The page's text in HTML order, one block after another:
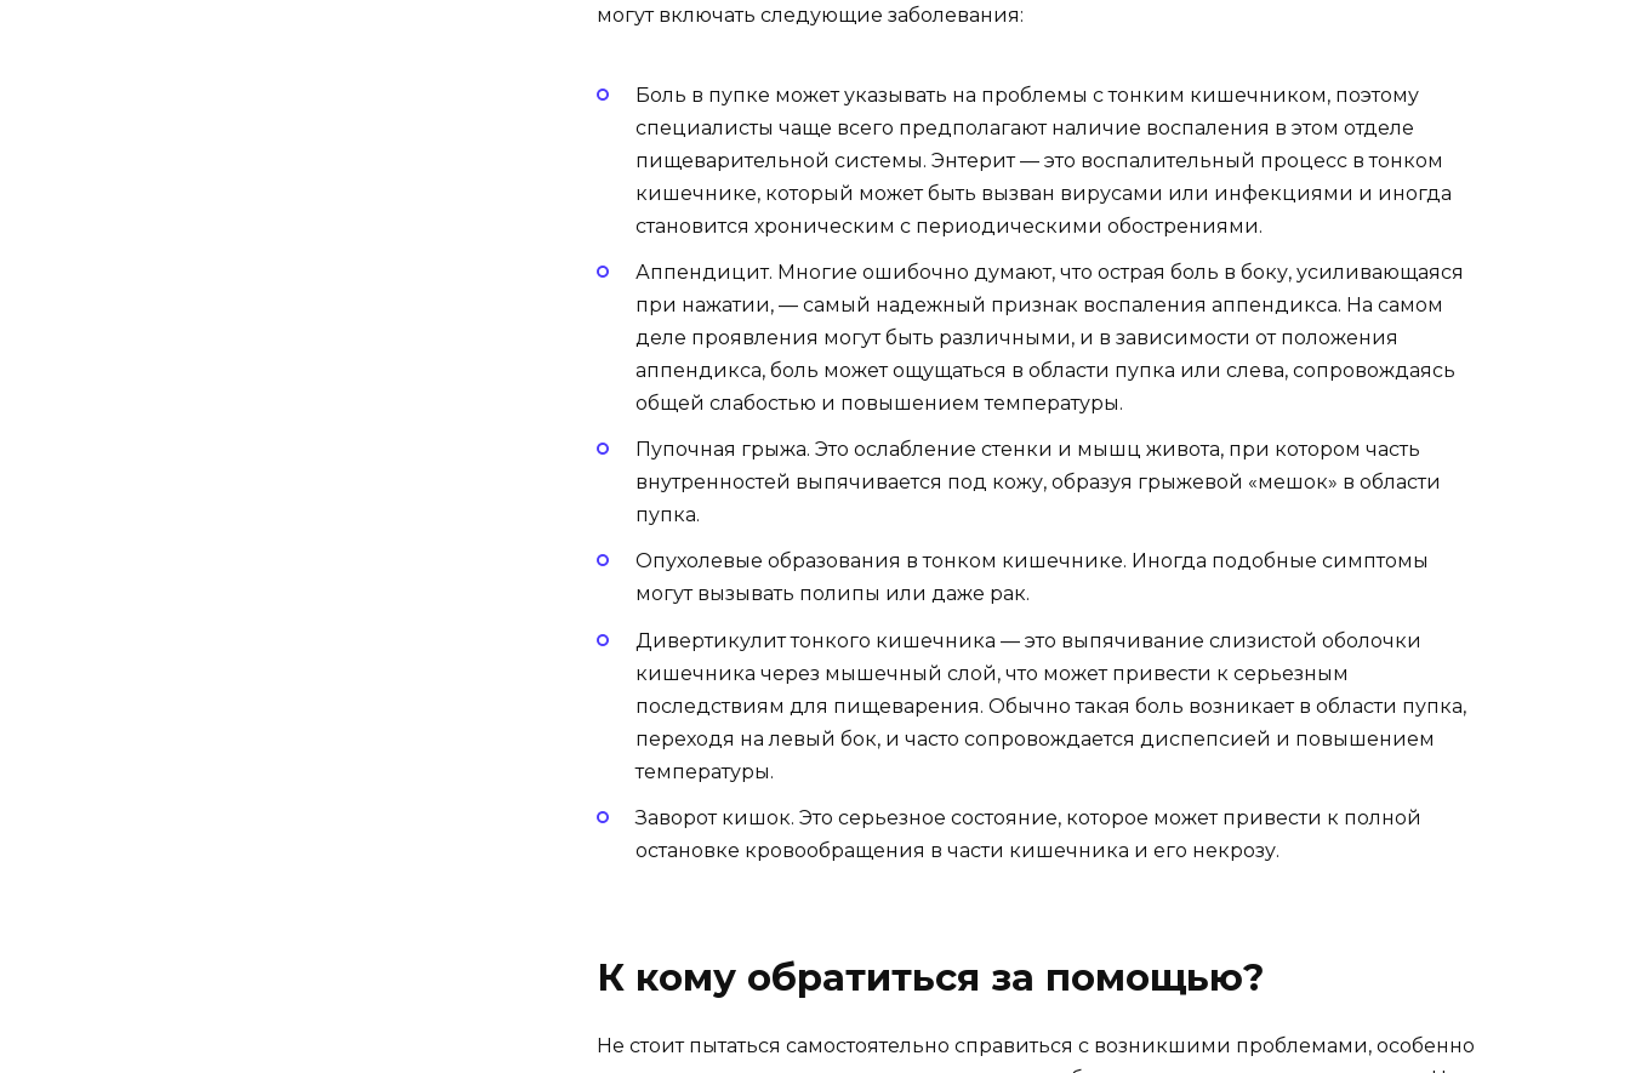
могут включать следующие заболевания:
Боль в пупке может указывать на проблемы с тонким кишечником, поэтому
специалисты чаще всего предполагают наличие воспаления в этом отделе
пищеварительной системы. Энтерит — это воспалительный процесс в тонком
кишечнике, который может быть вызван вирусами или инфекциями и иногда
становится хроническим с периодическими обострениями.
Аппендицит. Многие ошибочно думают, что острая боль в боку, усиливающаяся
при нажатии, — самый надежный признак воспаления аппендикса. На самом
деле проявления могут быть различными, и в зависимости от положения
аппендикса, боль может ощущаться в области пупка или слева, сопровождаясь
общей слабостью и повышением температуры.
Пупочная грыжа. Это ослабление стенки и мышц живота, при котором часть
внутренностей выпячивается под кожу, образуя грыжевой «мешок» в области
пупка.
Опухолевые образования в тонком кишечнике. Иногда подобные симптомы
могут вызывать полипы или даже рак.
Дивертикулит тонкого кишечника — это выпячивание слизистой оболочки
кишечника через мышечный слой, что может привести к серьезным
последствиям для пищеварения. Обычно такая боль возникает в области пупка,
переходя на левый бок, и часто сопровождается диспепсией и повышением
температуры.
Заворот кишок. Это серьезное состояние, которое может привести к полной
остановке кровообращения в части кишечника и его некрозу.
К кому обратиться за помощью?
Не стоит пытаться самостоятельно справиться с возникшими проблемами, особенно